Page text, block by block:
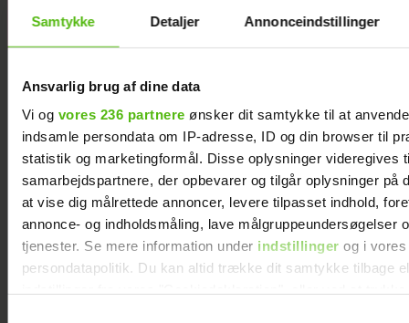
Samtykke Detaljer Annonceindstillinger
Ansvarlig brug af dine data
Vi og vores 236 partnere ønsker dit samtykke til at
indsamle persondata om IP-adresse, ID og din browser til
statistik og marketingformål. Disse oplysninger videregives
samarbejdspartnere, der opbevarer og tilgår oplysninger på
at vise dig målrettede annoncer, levere tilpasset indhold,
annonce- og indholdsmåling, lave målgruppeundersøgelser
tjenester. Se mere information under indstillinger og i vores
persondatapolitik. Du kan altid trække dit samtykke tilbage